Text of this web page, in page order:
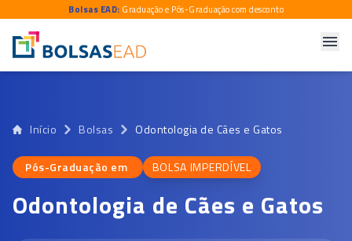
Bolsas EAD: Graduação e Pós-Graduação com desconto
Início Bolsas Odontologia de Cães e Gatos
Pós-Graduação em BOLSA IMPERDÍVEL
Pós-Graduação em
Odontologia de Cães e Gatos